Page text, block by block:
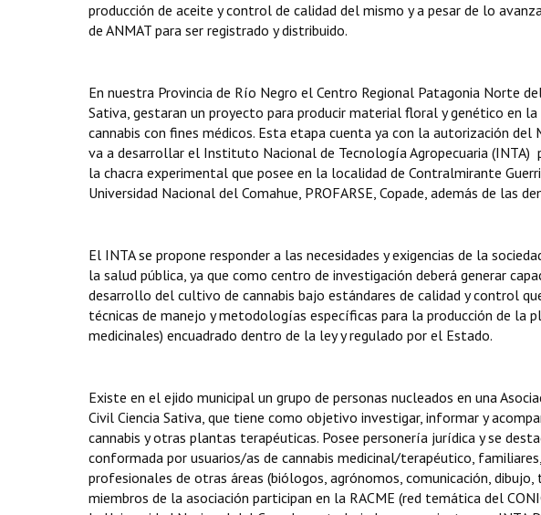
producción de aceite y control de calidad del mismo y a pesar de lo
de ANMAT para ser registrado y distribuido.
En nuestra Provincia de Río Negro el Centro Regional Patagonia Norte
Sativa, gestaran un proyecto para producir material floral y genético en
cannabis con fines médicos. Esta etapa cuenta ya con la autorización
va a desarrollar el Instituto Nacional de Tecnología Agropecuaria (INTA)
la chacra experimental que posee en la localidad de Contralmirante
Universidad Nacional del Comahue, PROFARSE, Copade, además de las
El INTA se propone responder a las necesidades y exigencias de la
la salud pública, ya que como centro de investigación deberá generar
desarrollo del cultivo de cannabis bajo estándares de calidad y control
técnicas de manejo y metodologías específicas para la producción de la
medicinales) encuadrado dentro de la ley y regulado por el Estado.
Existe en el ejido municipal un grupo de personas nucleados en una
Civil Ciencia Sativa, que tiene como objetivo investigar, informar y
cannabis y otras plantas terapéuticas. Posee personería jurídica y se
conformada por usuarios/as de cannabis medicinal/terapéutico,
profesionales de otras áreas (biólogos, agrónomos, comunicación,
miembros de la asociación participan en la RACME (red temática del